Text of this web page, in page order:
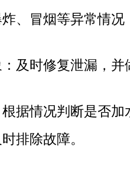
、冒烟等异常情
及时修复泄漏，
据情况判断是否加
排除故障。